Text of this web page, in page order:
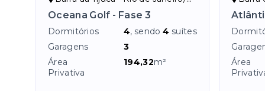
Oceana Golf - Fase 3
Dormitórios 4, sendo4 suítes
Garagens
3
Área
Privativa
194,32m²
Área